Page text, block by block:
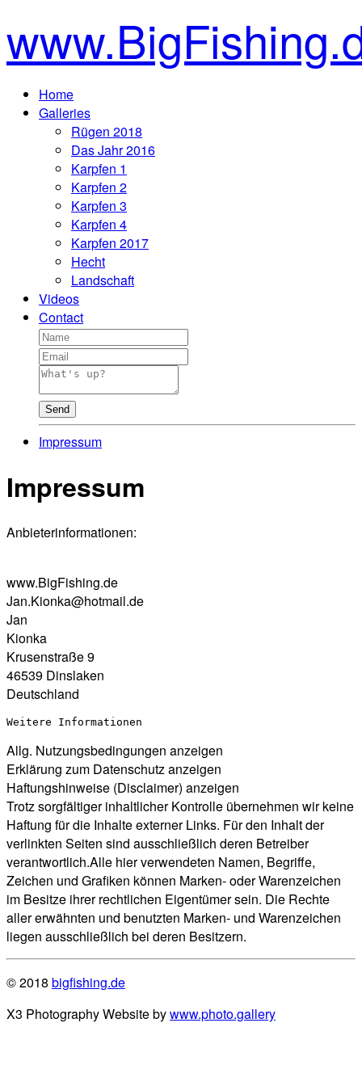
Home
Galleries
Rügen 2018
Das Jahr 2016
Karpfen 1
Karpfen 2
Karpfen 3
Karpfen 4
Karpfen 2017
Hecht
Landschaft
Videos
Contact
Send
Impressum
Impressum
Anbieterinformationen:
www.BigFishing.de
Jan.Kionka@hotmail.de
Jan
Kionka
Krusenstraße 9
46539 Dinslaken
Deutschland
Allg. Nutzungsbedingungen anzeigen
Erklärung zum Datenschutz anzeigen
Haftungshinweise (Disclaimer) anzeigen
Trotz sorgfältiger inhaltlicher Kontrolle übernehmen wir keine
Haftung für die Inhalte externer Links. Für den Inhalt der
verlinkten Seiten sind ausschließlich deren Betreiber
verantwortlich.Alle hier verwendeten Namen, Begriffe,
Zeichen und Grafiken können Marken- oder Warenzeichen
im Besitze ihrer rechtlichen Eigentümer sein. Die Rechte
aller erwähnten und benutzten Marken- und Warenzeichen
liegen ausschließlich bei deren Besitzern.
© 2018 bigfishing.de
X3 Photography Website bywww.photo.gallery